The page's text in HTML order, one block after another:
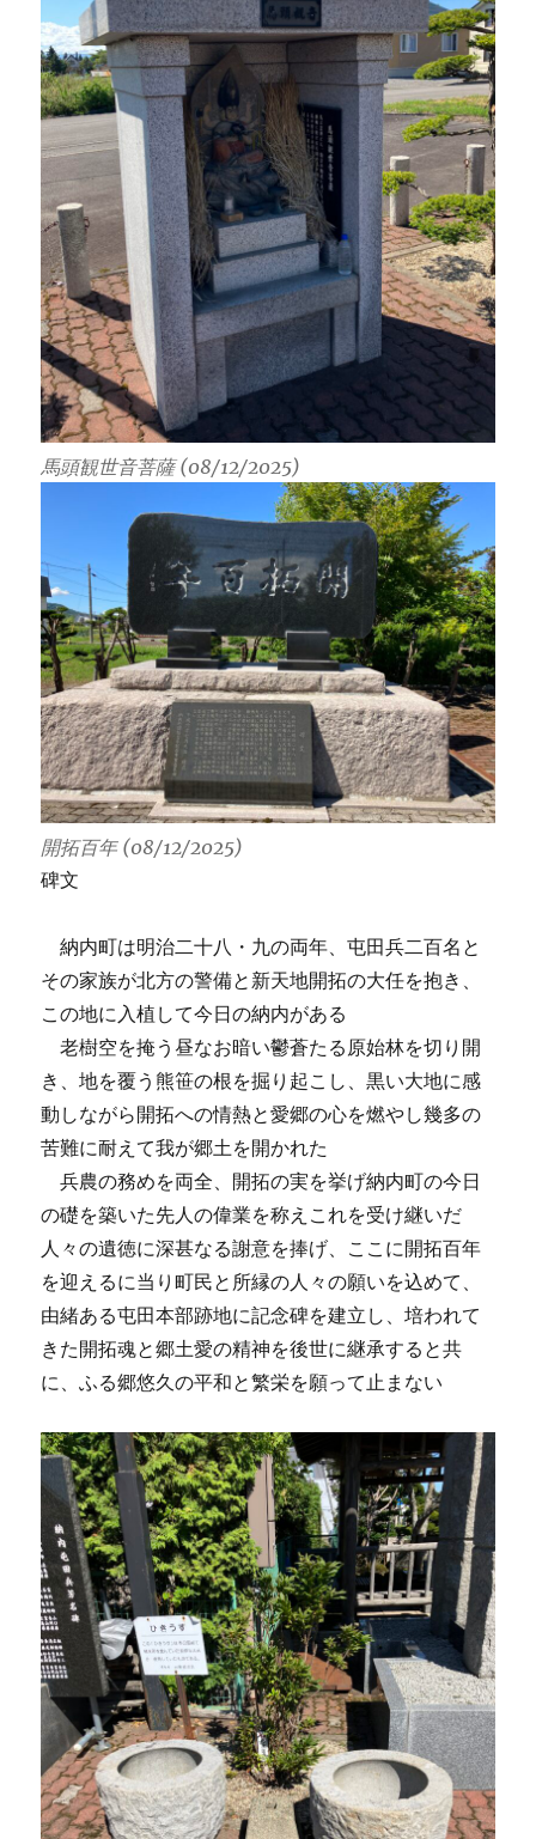
馬頭観世音菩薩 (08/12/2025)
開拓百年 (08/12/2025)
碑文
納内町は明治二十八・九の両年、屯田兵二百名と
その家族が北方の警備と新天地開拓の大任を抱き、
この地に入植して今日の納内がある
老樹空を掩う昼なお暗い鬱蒼たる原始林を切り開
き、地を覆う熊笹の根を掘り起こし、黒い大地に感
動しながら開拓への情熱と愛郷の心を燃やし幾多の
苦難に耐えて我が郷土を開かれた
兵農の務めを両全、開拓の実を挙げ納内町の今日
の礎を築いた先人の偉業を称えこれを受け継いだ
人々の遺徳に深甚なる謝意を捧げ、ここに開拓百年
を迎えるに当り町民と所縁の人々の願いを込めて、
由緒ある屯田本部跡地に記念碑を建立し、培われて
きた開拓魂と郷土愛の精神を後世に継承すると共
に、ふる郷悠久の平和と繁栄を願って止まない